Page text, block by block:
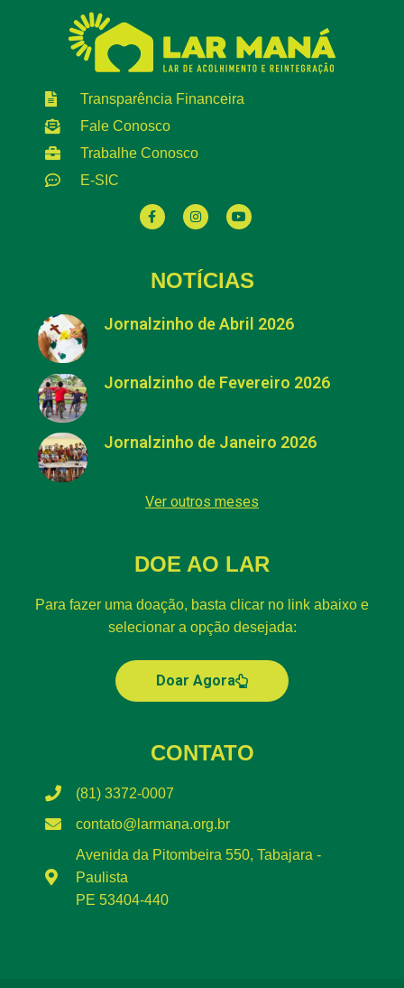
Transparência Financeira
Fale Conosco
Trabalhe Conosco
E-SIC
NOTÍCIAS
Jornalzinho de Abril 2026
Jornalzinho de Fevereiro 2026
Jornalzinho de Janeiro 2026
Ver outros meses
DOE AO LAR
Para fazer uma doação, basta clicar no link abaixo e
selecionar a opção desejada:
Doar Agora
CONTATO
(81) 3372-0007
contato@larmana.org.br
Avenida da Pitombeira 550, Tabajara -
Paulista
PE 53404-440